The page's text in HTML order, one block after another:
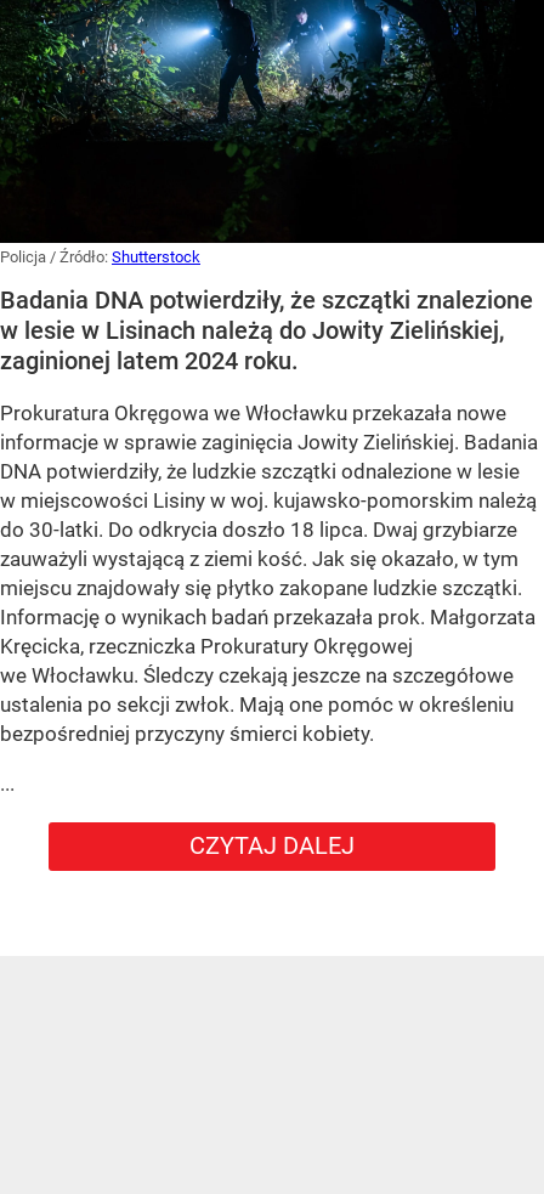
Policja / Źródło: Shutterstock
Badania DNA potwierdziły, że szczątki znalezione
w lesie w Lisinach należą do Jowity Zielińskiej,
zaginionej latem 2024 roku.
Prokuratura Okręgowa we Włocławku przekazała nowe
informacje w sprawie zaginięcia Jowity Zielińskiej. Badania
DNA potwierdziły, że ludzkie szczątki odnalezione w lesie
w miejscowości Lisiny w woj. kujawsko-pomorskim należą
do 30-latki. Do odkrycia doszło 18 lipca. Dwaj grzybiarze
zauważyli wystającą z ziemi kość. Jak się okazało, w tym
miejscu znajdowały się płytko zakopane ludzkie szczątki.
Informację o wynikach badań przekazała prok. Małgorzata
Kręcicka, rzeczniczka Prokuratury Okręgowej
we Włocławku. Śledczy czekają jeszcze na szczegółowe
ustalenia po sekcji zwłok. Mają one pomóc w określeniu
bezpośredniej przyczyny śmierci kobiety.
...
CZYTAJ DALEJ